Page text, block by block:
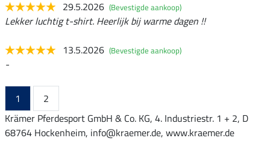
29.5.2026 (Bevestigde aankoop)
Lekker luchtig t-shirt. Heerlijk bij warme dagen !!
13.5.2026 (Bevestigde aankoop)
-
1
2
Krämer Pferdesport GmbH & Co. KG, 4. Industriestr. 1 + 2, D
68764 Hockenheim, info@kraemer.de, www.kraemer.de